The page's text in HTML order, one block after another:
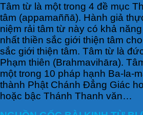
Tâm từ là một trong 4 đề mục
tâm (appamaññā). Hành giả
niệm rải tâm từ này có khả
nhất thiền sắc giới thiện tâm
sắc giới thiện tâm. Tâm từ là
Phạm thiên (Brahmavihāra).
một trong 10 pháp hạnh Ba-la-
thành Phật Chánh Đẳng Giác
hoặc bậc Thánh Thanh văn…